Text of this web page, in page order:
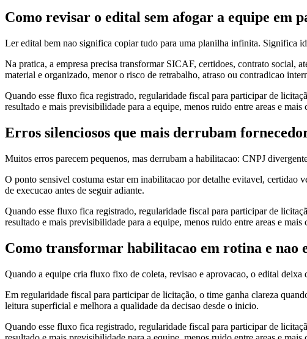
Como revisar o edital sem afogar a equipe em
Ler edital bem nao significa copiar tudo para uma planilha infinita. Significa
Na pratica, a empresa precisa transformar SICAF, certidoes, contrato social,
material e organizado, menor o risco de retrabalho, atraso ou contradicao
Quando esse fluxo fica registrado, regularidade fiscal para participar de
resultado e mais previsibilidade para a equipe, menos ruido entre areas e mais
Erros silenciosos que mais derrubam
Muitos erros parecem pequenos, mas derrubam a habilitacao: CNPJ
O ponto sensivel costuma estar em inabilitacao por detalhe evitavel, certidao
de execucao antes de seguir adiante.
Quando esse fluxo fica registrado, regularidade fiscal para participar de
resultado e mais previsibilidade para a equipe, menos ruido entre areas e mais
Como transformar habilitacao em rotina e nao
Quando a equipe cria fluxo fixo de coleta, revisao e aprovacao, o edital deixa
Em regularidade fiscal para participar de licitação, o time ganha clareza
leitura superficial e melhora a qualidade da decisao desde o inicio.
Quando esse fluxo fica registrado, regularidade fiscal para participar de